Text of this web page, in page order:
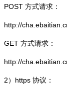
POST 方式请求：
http://
GET 方式请求：
http://
2） https 协议：